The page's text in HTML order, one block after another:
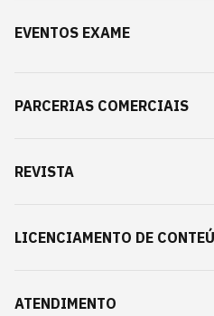
EVENTOS EXAME
PARCERIAS COMERCIAIS
REVISTA
LICENCIAMENTO DE
ATENDIMENTO